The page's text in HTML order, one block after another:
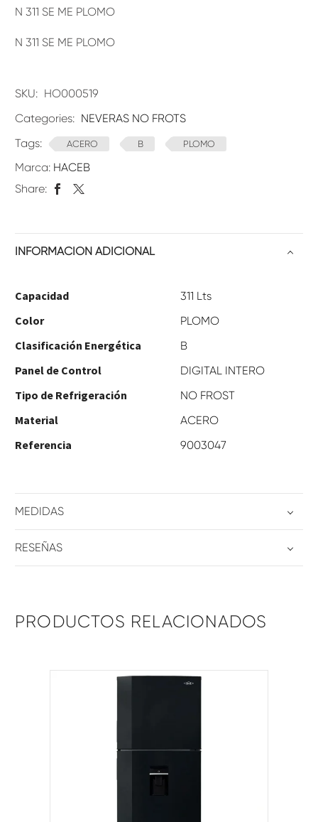
N 311 SE ME PLOMO
N 311 SE ME PLOMO
SKU: HO000519
Categories: NEVERAS NO FROTS
Tags:
ACERO B PLOMO
Marca: HACEB
Share:
INFORMACIÓN ADICIONAL
Capacidad 311 Lts
Color PLOMO
Clasificación Energética B
Panel de Control DIGITAL INTERO
Tipo de Refrigeración NO FROST
Material ACERO
Referencia 9003047
MEDIDAS
RESEÑAS
PRODUCTOS RELACIONADOS